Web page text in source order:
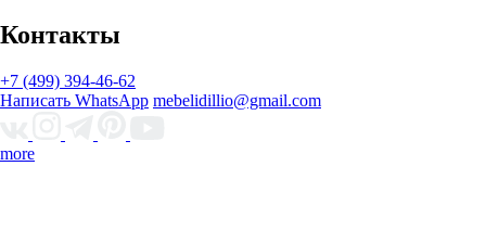
Контакты
+7 (499) 394-46-62
Написать WhatsApp mebelidillio@gmail.com
more